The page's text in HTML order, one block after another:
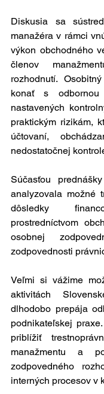
Diskusia sa
manažéra v rámci
výkon obchodného
členov
rozhodnutí.
konať s odbornou
nastavených
praktickým rizikám,
účtovaní,
nedostatočnej
Súčasťou
analyzovala možné
dôsledky
prostredníctvom
osobnej
zodpovednosti
Veľmi si vážime
aktivitách
dlhodobo prepája
podnikateľskej
priblížiť
manažmentu a
zodpovedného
interných procesov v